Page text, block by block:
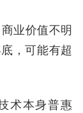
业价值不明
，可能有超
术本身普惠